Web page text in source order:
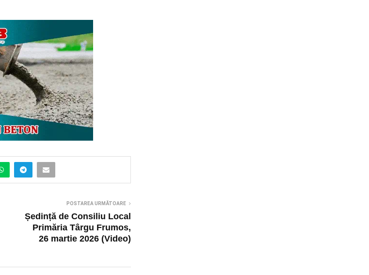
POSTAREA URMĂTOARE
Ședință de Consiliu Local
Primăria Târgu Frumos,
26 martie 2026 (Video)